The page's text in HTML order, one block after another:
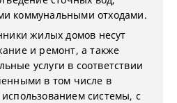
коммунальными отходами.
жилых домов несут
и ремонт, а также
услуги в соответствии
в том числе в
системы, с